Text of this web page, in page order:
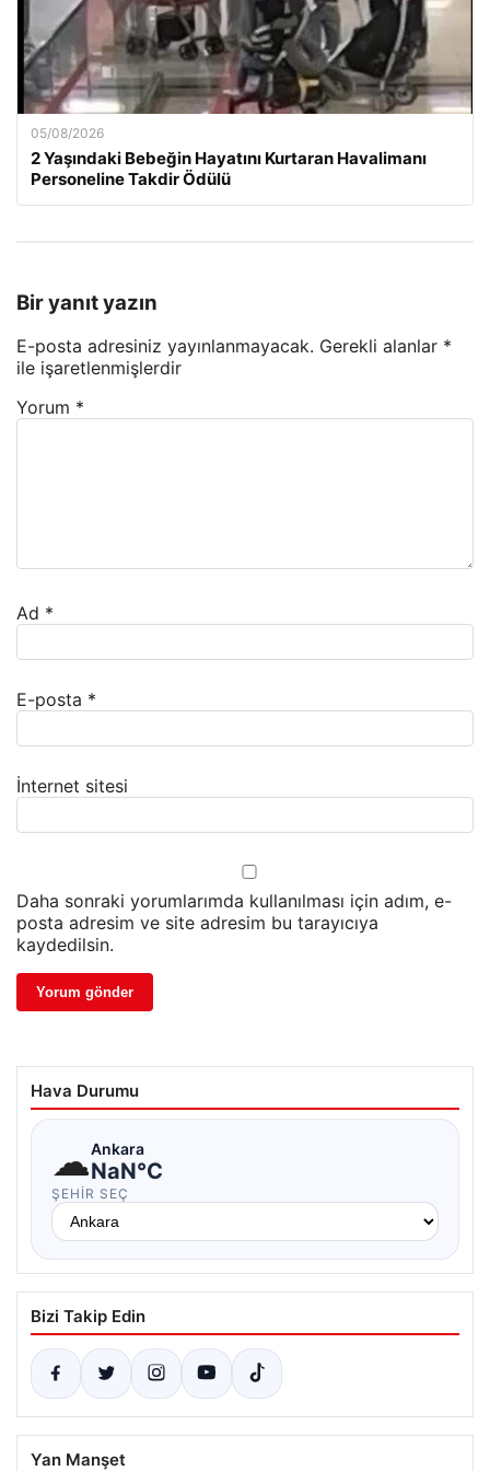
05/08/2026
2 Yaşındaki Bebeğin Hayatını Kurtaran Havalimanı
Personeline Takdir Ödülü
Bir yanıt yazın
E-posta adresiniz yayınlanmayacak. Gerekli alanlar *
ile işaretlenmişlerdir
Yorum *
Ad *
E-posta *
İnternet sitesi
Daha sonraki yorumlarımda kullanılması için adım, e-
posta adresim ve site adresim bu tarayıcıya
kaydedilsin.
Hava Durumu
☁Ankara
NaN°C
ŞEHIR SEÇ
Bizi Takip Edin
Yan Manşet